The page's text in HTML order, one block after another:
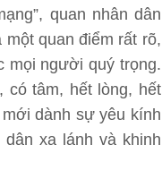
quan nhân dân
quan điểm rất rõ,
mọi người quý trọng.
có tâm, hết lòng, hết
dành sự yêu kính
xa lánh và khinh